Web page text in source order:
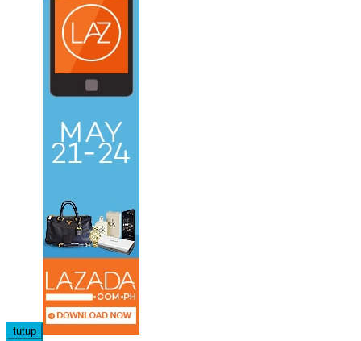
tutup